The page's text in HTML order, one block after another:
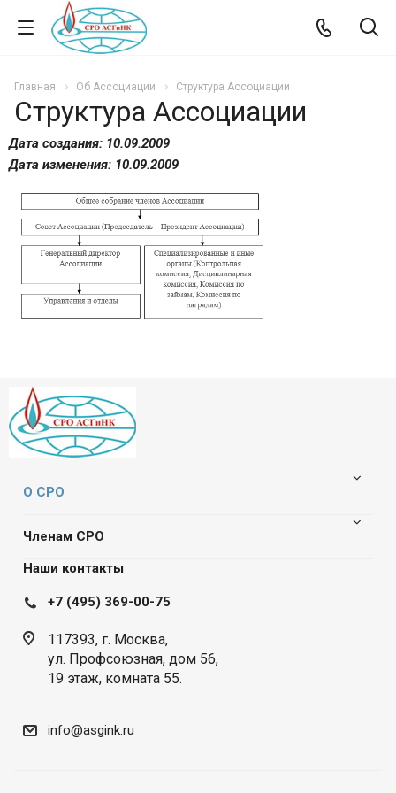
Главная Об Ассоциации Структура Ассоциации
Структура Ассоциации
Дата создания: 10.09.2009
Дата изменения: 10.09.2009
О СРО
Членам СРО
Наши контакты
+7 (495) 369-00-75
117393, г. Москва,
ул. Профсоюзная, дом 56,
19 этаж, комната 55.
info@asgink.ru